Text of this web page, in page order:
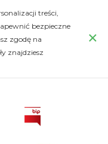
treści,
bezpieczne
zgodę na
znajdziesz
×